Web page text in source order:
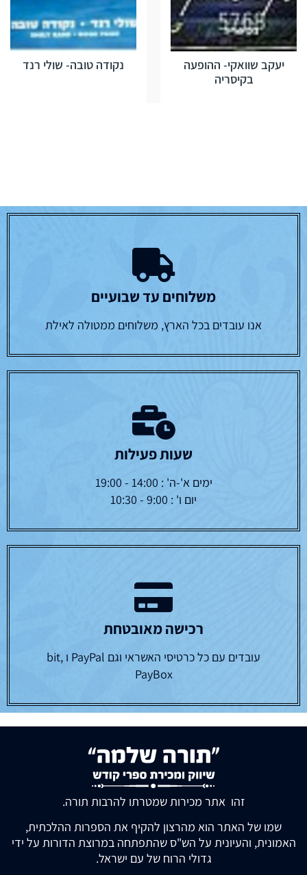
יעקב שוואקי- ההופעה
בקיסריה
נקודה טובה- שולי רנד
משלוחים עד שבועיים
אנו עובדים בכל הארץ, משלוחים ממטולה לאילת
שעות פעילות
ימים א'-ה' : 14:00 - 19:00
יום ו' : 9:00 - 10:30
רכישה מאובטחת
עובדים עם כל כרטיסי האשראי וגם PayPal ו bit,
PayBox
זהו אתר מכירות שמטרתו להרבות תורה.
שמו של האתר הוא מהרצון להקיף את הספרות ההלכתית,
האמונית, והעיונית על הש"ס שהתפתחה במרוצת הדורות על ידי
גדולי הרוח של עם ישראל.